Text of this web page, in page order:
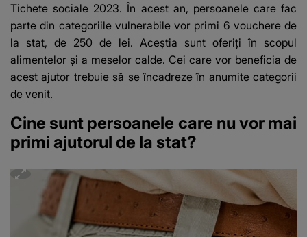
Tichete sociale 2023. În acest an, persoanele care fac
parte din categoriile vulnerabile vor primi 6 vouchere de
la stat, de 250 de lei. Aceștia sunt oferiți în scopul
alimentelor și a meselor calde. Cei care vor beneficia de
acest ajutor trebuie să se încadreze în anumite categorii
de venit.
Cine sunt persoanele care nu vor mai
primi ajutorul de la stat?